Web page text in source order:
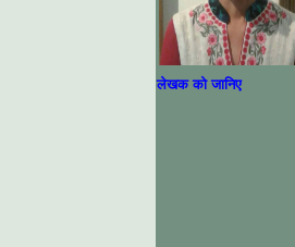
लेखक को जानिए